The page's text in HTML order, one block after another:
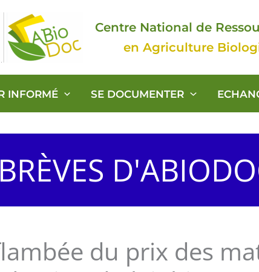
Centre National de
en Agriculture
INFORMÉ SE DOCUMENTER
du prix des